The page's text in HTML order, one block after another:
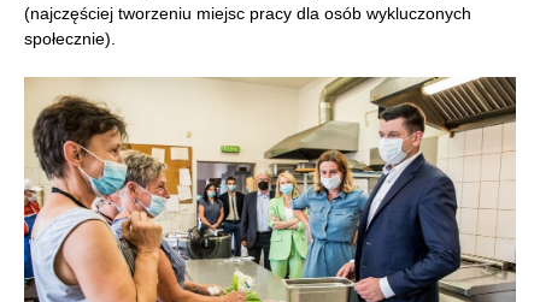
(najczęściej tworzeniu miejsc pracy dla osób wykluczonych
społecznie).